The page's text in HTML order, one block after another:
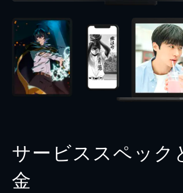
サービススペック
金